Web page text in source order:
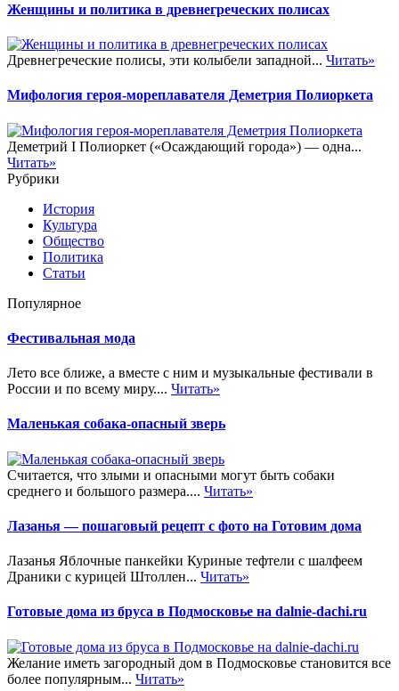
Женщины и политика в древнегреческих полисах
Древнегреческие полисы, эти колыбели западной... Читать»
Мифология героя-мореплавателя Деметрия Полиоркета
Деметрий I Полиоркет («Осаждающий города») — одна...
Читать»
Рубрики
История
Культура
Общество
Политика
Статьи
Популярное
Фестивальная мода
Лето все ближе, а вместе с ним и музыкальные фестивали в
России и по всему миру.... Читать»
Маленькая собака-опасный зверь
Считается, что злыми и опасными могут быть собаки
среднего и большого размера.... Читать»
Лазанья — пошаговый рецепт с фото на Готовим дома
Лазанья Яблочные панкейки Куриные тефтели с шалфеем
Драники с курицей Штоллен... Читать»
Готовые дома из бруса в Подмосковье на dalnie-dachi.ru
Желание иметь загородный дом в Подмосковье становится все
более популярным... Читать»